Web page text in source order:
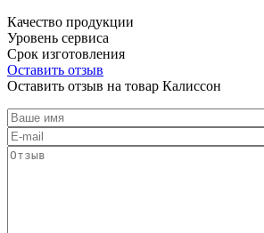
Качество продукции
Уровень сервиса
Срок изготовления
Оставить отзыв
Оставить отзыв на товар Калиссон